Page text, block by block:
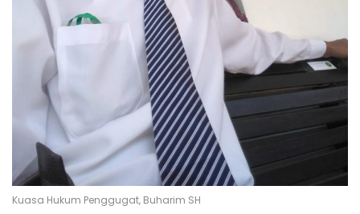
Kuasa Hukum Penggugat, Buharim SH